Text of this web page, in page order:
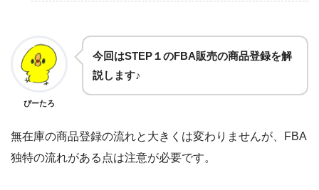
ぴーたろ
今回はSTEP１のFBA販売の商品登録を解
説します♪
無在庫の商品登録の流れと大きくは変わりませんが、FBA
独特の流れがある点は注意が必要です。